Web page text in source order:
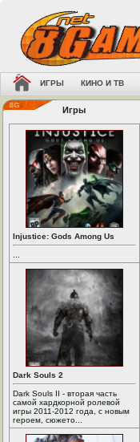
ИГРЫ КИНО И ТВ
Игры
Injustice: Gods Among Us
Dark Souls 2
Dark Souls II - вторая часть
самой хардкорной ролевой
игры 2011-2012 года, с новым
героем, сюжето...